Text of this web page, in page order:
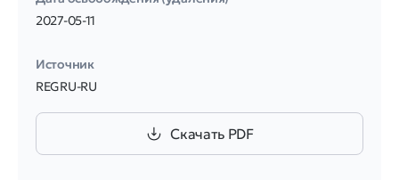
2027-05-11
Источник
REGRU-RU
Скачать PDF